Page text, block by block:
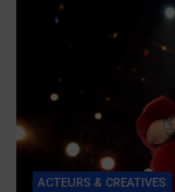
ACTEURS & CREATIVES